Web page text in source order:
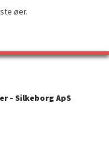
øer.
- Silkeborg ApS